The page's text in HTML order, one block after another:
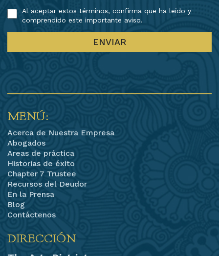
Al aceptar estos términos, confirma que ha leído y
comprendido este importante aviso.
MENÚ:
Acerca de Nuestra Empresa
Abogados
Areas de práctica
Historias de éxito
Chapter 7 Trustee
Recursos del Deudor
En la Prensa
Blog
Contáctenos
DIRECCIÓN